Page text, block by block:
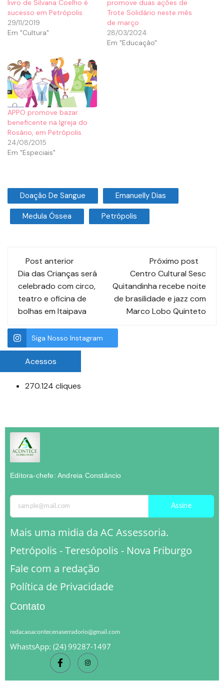
livro de Silvana Coelho é
sucesso em Petrópolis
29/11/2019
Em "Cultura"
promove duas ações de
Trote Solidário neste mês
de março
28/03/2024
Em "Educação"
APPO promove bazar
beneficente na Igreja do
Rosário, em Petrópolis
24/08/2015
Em "Especiais"
Doação De Sangue Emanuelly Dias
Medula Óssea Petrópolis
Post anterior
Dia das Crianças será
celebrado com circo,
teatro e oficina de
bolhas em Itaipava
Próximo post
Centro Cultural Sesc
Quitandinha recebe noite
de brasilidade e jazz com
Marco Lobo Quinteto
Siga Nosso Instagram
Acessos
270.124 cliques
Editora-chefe: Andreia Constâncio
Assine
Mais uma midia da AC Assessoria.
Petrópolis - Teresópolis - Nova Friburgo
Fale com a redação
Política de Privacidade
Contato
redacaoacontecenaserradorio@gmail.com
WhastsApp: (24) 99287-1497